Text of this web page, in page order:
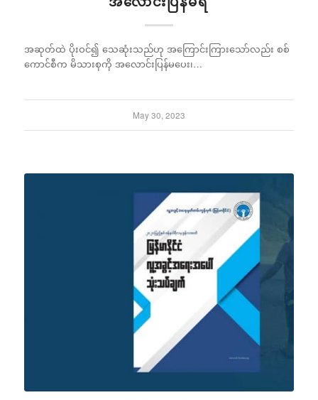
အဆုတ်ထဲ ပိုးဝင်၍ သေဆုံးသည်ဟု အကြောင်းကြားသော်လည်း စစ်
ကောင်စီက မိသားစုကို အလောင်းပြန်မပေး၊…
May 30, 2023